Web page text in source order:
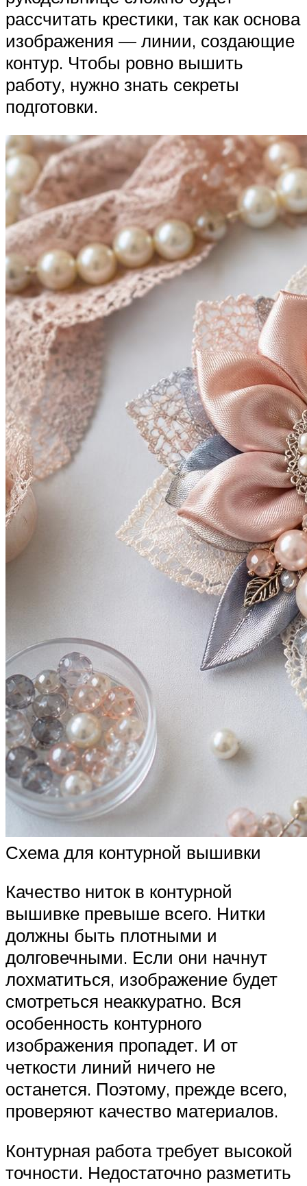
рассчитать крестики, так как основа
изображения — линии, создающие
контур. Чтобы ровно вышить
работу, нужно знать секреты
подготовки.
Схема для контурной вышивки
Качество ниток в контурной
вышивке превыше всего. Нитки
должны быть плотными и
долговечными. Если они начнут
лохматиться, изображение будет
смотреться неаккуратно. Вся
особенность контурного
изображения пропадет. И от
четкости линий ничего не
останется. Поэтому, прежде всего,
проверяют качество материалов.
Контурная работа требует высокой
точности. Недостаточно разметить